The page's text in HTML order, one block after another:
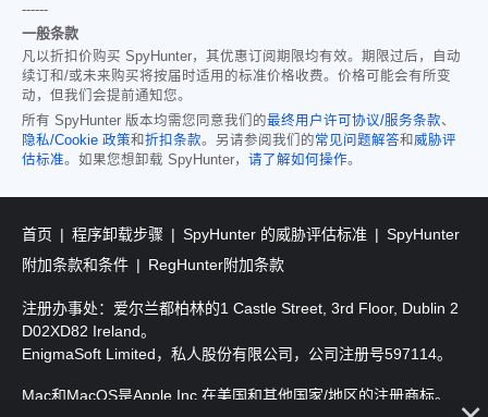
------
一般条款
凡以折扣价购买 SpyHunter，其优惠订阅期限均有效。期限过后，自动
续订和/或未来购买将按届时适用的标准价格收费。价格可能会有所变
动，但我们会提前通知您。
所有 SpyHunter 版本均需您同意我们的最终用户许可协议/服务条款、
隐私/Cookie 政策和折扣条款。另请参阅我们的常见问题解答和 威胁评
估标准。如果您想卸载 SpyHunter， 请了解如何操作。
首页 程序卸载步骤 SpyHunter 的威胁评估标准
SpyHunter
附加条款和条件
RegHunter附加条款
注册办事处：爱尔兰都柏林的1 Castle Street, 3rd Floor, Dublin 2
D02XD82 Ireland。
EnigmaSoft Limited，私人股份有限公司，公司注册号597114。
Mac和MacOS是Apple Inc.在美国和其他国家/地区的注册商标。